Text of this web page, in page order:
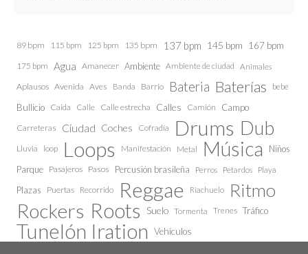
89 bpm 115 bpm 125 bpm 135 bpm 137 bpm 145 bpm 167 bpm
175 bpm Agua Amanecer Ambiente Ambiente de ciudad Animales
Aplausos Avenida Aves Banda Barrio Bateria Baterías bebe
Bullicio Caida Calle Calle estrecha Calles Camión Campo
Carreteras Ciudad Coches Cofradía Drums Dub
Lluvia loop Loops Manifestación Metal Música
Niños
Parque Pasajeros Pasos Percusión brasileña Perros Petardos Playa
Plazas Puertas Recorrido Reggae Riachuelo Ritmo
Rockers Roots Suelo Tormenta Trenes Tráfico
Tunelón Iration Vehículos